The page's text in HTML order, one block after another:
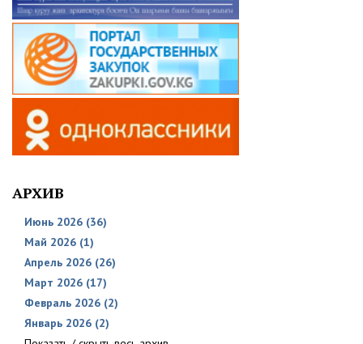
АРХИВ
Июнь 2026 (36)
Май 2026 (1)
Апрель 2026 (26)
Март 2026 (17)
Февраль 2026 (2)
Январь 2026 (2)